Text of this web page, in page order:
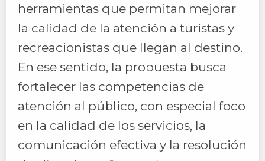
herramientas que permitan mejorar
la calidad de la atención a turistas y
recreacionistas que llegan al destino.
En ese sentido, la propuesta busca
fortalecer las competencias de
atención al público, con especial foco
en la calidad de los servicios, la
comunicación efectiva y la resolución